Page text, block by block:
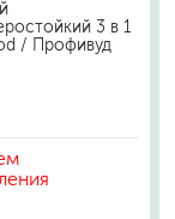
3 в 1
/ Профивуд